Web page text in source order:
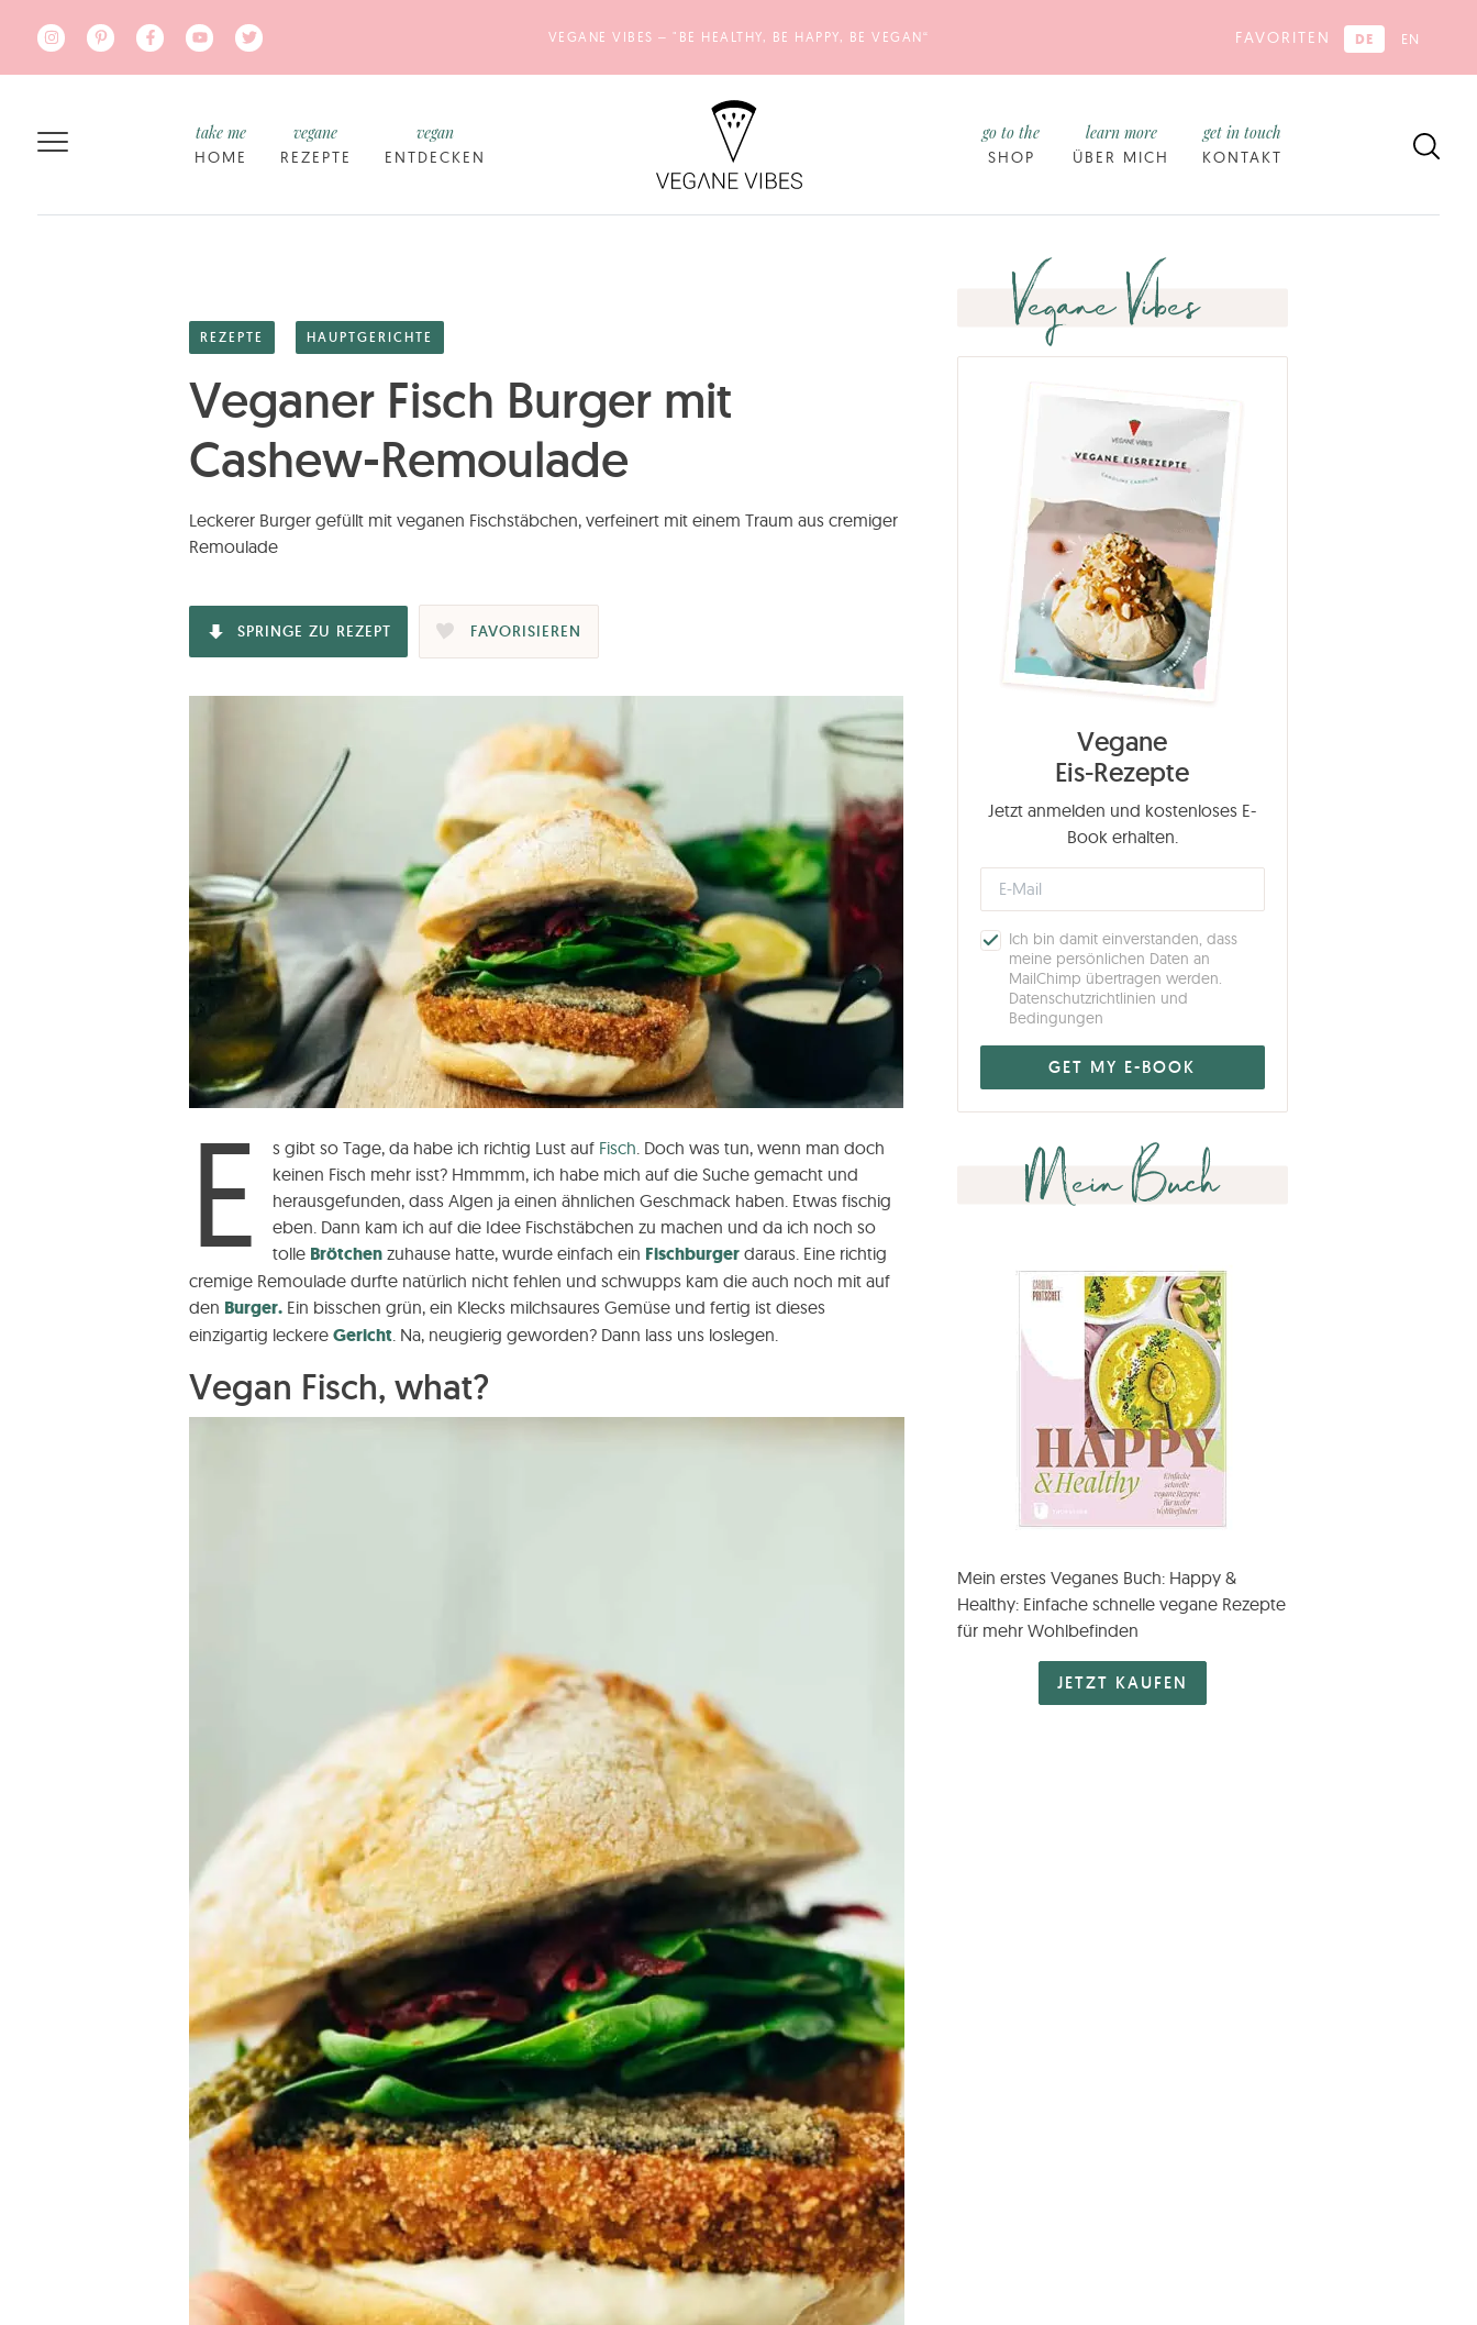
VEGANE VIBES – "BE HEALTHY, BE HAPPY, BE VEGAN“ FAVORITEN DE EN
HOME
take me
REZEPTE
vegane
ENTDECKEN
vegan
SHOP
go to the
ÜBER MICH
learn more
KONTAKT
get in touch
REZEPTE HAUPTGERICHTE
Veganer Fisch Burger mit
Cashew-Remoulade
Leckerer Burger gefüllt mit veganen Fischstäbchen, verfeinert mit einem Traum aus cremiger
Remoulade
SPRINGE ZU REZEPT FAVORISIEREN
E s gibt so Tage, da habe ich richtig Lust auf Fisch. Doch was tun, wenn man doch
keinen Fisch mehr isst? Hmmmm, ich habe mich auf die Suche gemacht und
herausgefunden, dass Algen ja einen ähnlichen Geschmack haben. Etwas fischig
eben. Dann kam ich auf die Idee Fischstäbchen zu machen und da ich noch so
tolle Brötchen zuhause hatte, wurde einfach ein Fischburger daraus. Eine richtig
cremige Remoulade durfte natürlich nicht fehlen und schwupps kam die auch noch mit auf
den Burger. Ein bisschen grün, ein Klecks milchsaures Gemüse und fertig ist dieses
einzigartig leckere Gericht. Na, neugierig geworden? Dann lass uns loslegen.
Vegan Fisch, what?
Vegane Vibes
Vegane
Eis-Rezepte
Jetzt anmelden und kostenloses E-
Book erhalten.
Ich bin damit einverstanden, dass
meine persönlichen Daten an
MailChimp übertragen werden.
Datenschutzrichtlinien und
Bedingungen
Mein Buch
Mein erstes Veganes Buch: Happy &
Healthy: Einfache schnelle vegane Rezepte
für mehr Wohlbefinden
JETZT KAUFEN